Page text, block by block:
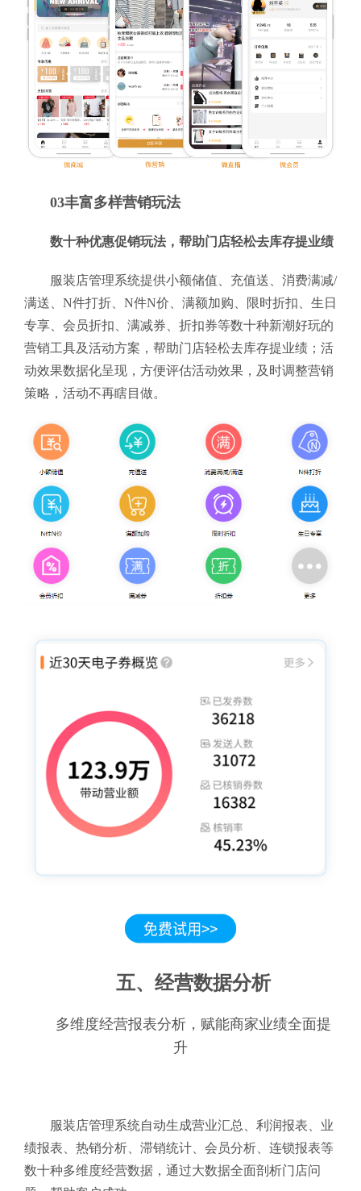
03丰富多样营销玩法
数十种优惠促销玩法，帮助门店轻松去库存提业绩
服装店管理系统提供小额储值、充值送、消费满减/
满送、N件打折、N件N价、满额加购、限时折扣、生日
专享、会员折扣、满减券、折扣券等数十种新潮好玩的
营销工具及活动方案，帮助门店轻松去库存提业绩；活
动效果数据化呈现，方便评估活动效果，及时调整营销
策略，活动不再瞎目做。
五、经营数据分析
多维度经营报表分析，赋能商家业绩全面提
升
服装店管理系统自动生成营业汇总、利润报表、业
绩报表、热销分析、滞销统计、会员分析、连锁报表等
数十种多维度经营数据，通过大数据全面剖析门店问